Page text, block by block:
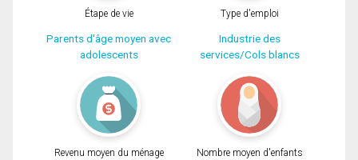
Étape de vie
Parents d'âge moyen avec
adolescents
Type d'emploi
Industrie des
services/Cols blancs
Revenu moyen du ménage Nombre moyen d'enfants